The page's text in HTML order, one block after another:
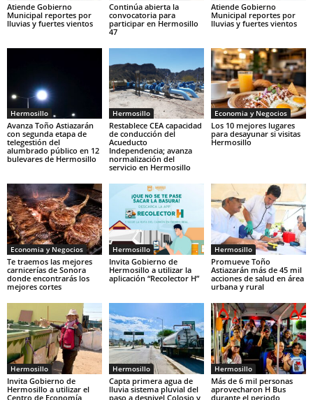
Atiende Gobierno
Municipal reportes por
lluvias y fuertes vientos
Continúa abierta la
convocatoria para
participar en Hermosillo
47
Atiende Gobierno
Municipal reportes por
lluvias y fuertes vientos
Hermosillo
Avanza Toño Astiazarán
con segunda etapa de
telegestión del
alumbrado público en 12
bulevares de Hermosillo
Hermosillo
Restablece CEA capacidad
de conducción del
Acueducto
Independencia; avanza
normalización del
servicio en Hermosillo
Economia y Negocios
Los 10 mejores lugares
para desayunar si visitas
Hermosillo
Economia y Negocios
Te traemos las mejores
carnicerías de Sonora
donde encontrarás los
mejores cortes
Hermosillo
Invita Gobierno de
Hermosillo a utilizar la
aplicación “Recolector H”
Hermosillo
Promueve Toño
Astiazarán más de 45 mil
acciones de salud en área
urbana y rural
Hermosillo
Invita Gobierno de
Hermosillo a utilizar el
Centro de Economía
Hermosillo
Capta primera agua de
lluvia sistema pluvial del
paso a desnivel Colosio y
Hermosillo
Más de 6 mil personas
aprovecharon H Bus
durante el periodo